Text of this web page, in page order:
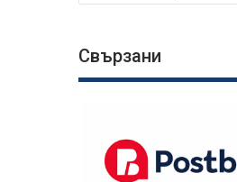
Свързани